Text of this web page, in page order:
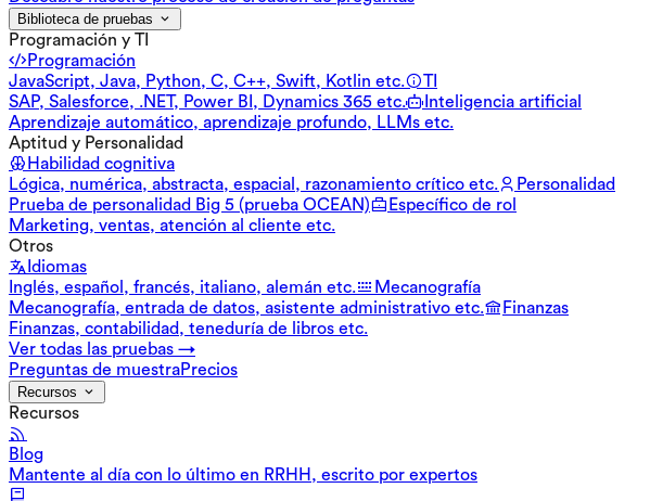
Biblioteca de pruebas
Programación y TI
Programación
JavaScript, Java, Python, C, C++, Swift, Kotlin etc.
TI
SAP, Salesforce, .NET, Power BI, Dynamics 365 etc.
Inteligencia artificial
Aprendizaje automático, aprendizaje profundo, LLMs etc.
Aptitud y Personalidad
Habilidad cognitiva
Lógica, numérica, abstracta, espacial, razonamiento crítico etc.
Personalidad
Prueba de personalidad Big 5 (prueba OCEAN)
Específico de rol
Marketing, ventas, atención al cliente etc.
Otros
Idiomas
Inglés, español, francés, italiano, alemán etc.
Mecanografía
Mecanografía, entrada de datos, asistente administrativo etc.
Finanzas
Finanzas, contabilidad, teneduría de libros etc.
Ver todas las pruebas →
Preguntas de muestraPrecios
Recursos
Recursos
Blog
Mantente al día con lo último en RRHH, escrito por expertos